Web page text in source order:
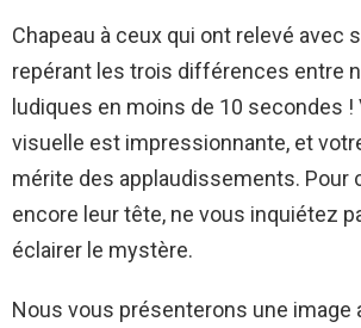
Chapeau à ceux qui ont relevé avec
repérant les trois différences entre
ludiques en moins de 10 secondes !
visuelle est impressionnante, et
mérite des applaudissements. Pour
encore leur tête, ne vous inquiétez
éclairer le mystère.
Nous vous présenterons une image